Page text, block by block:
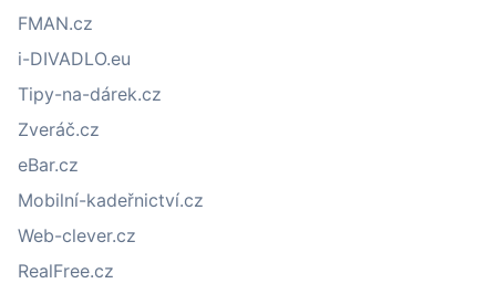
FMAN.cz
i-DIVADLO.eu
Tipy-na-dárek.cz
Zveráč.cz
eBar.cz
Mobilní-kadeřnictví.cz
Web-clever.cz
RealFree.cz